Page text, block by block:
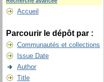
Accueil
Parcourir le dépôt par :
Communautés et collections
Issue Date
Author
Title